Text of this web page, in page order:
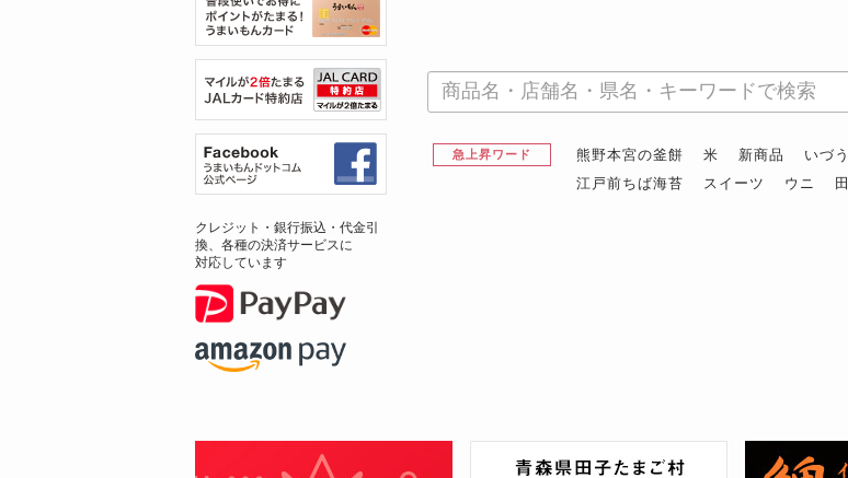
急上昇ワード 熊野本宮の釜餅 米 新商品 いづう
江戸前ちば海苔
スイーツ ウニ
クレジット・銀行振込・代金引
換、各種の決済サービスに
対応しています